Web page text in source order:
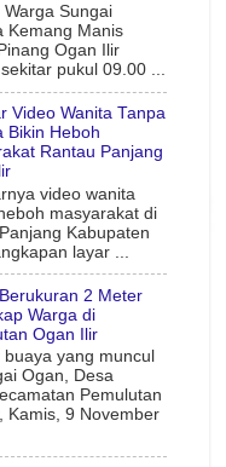
Warga Sungai
Kemang Manis
Ogan Ilir
pukul 09.00 ...
Video Wanita Tanpa
Bikin Heboh
Rantau Panjang
video wanita
masyarakat di
Kabupaten
layar ...
2 Meter
Warga di
Ogan Ilir
buaya yang muncul
Ogan, Desa
Pemulutan
Kamis, 9 November